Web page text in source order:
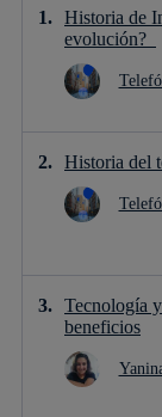
Historia de
evolución?
Historia del
Tecnología
beneficios